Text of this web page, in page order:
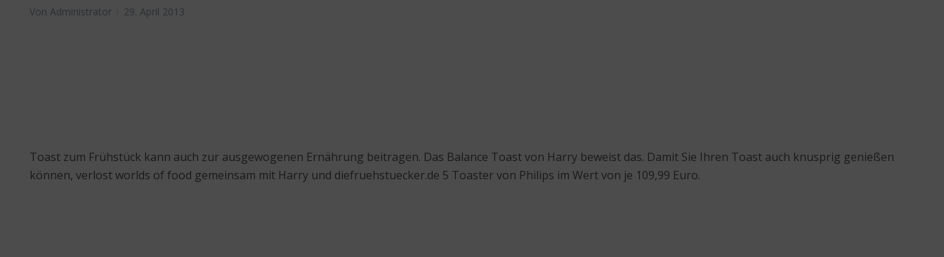
Von Administrator 29. April 2013
Toast zum Frühstück kann auch zur ausgewogenen Ernährung beitragen. Das Balance Toast von Harry beweist das. Damit Sie Ihren Toast auch knusprig genießen
können, verlost worlds of food gemeinsam mit Harry und diefruehstuecker.de 5 Toaster von Philips im Wert von je 109,99 Euro.